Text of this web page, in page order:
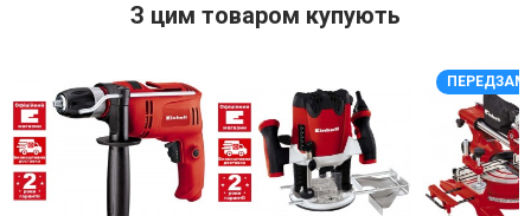
З цим товаром купують